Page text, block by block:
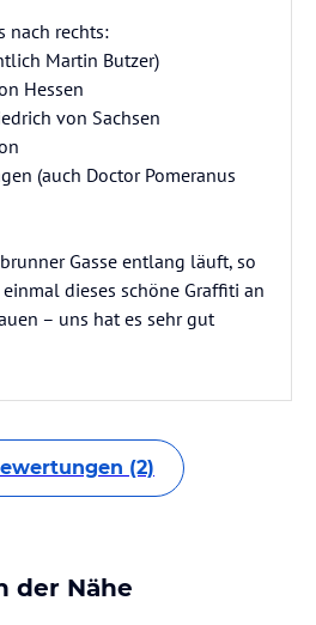
nach rechts:
Martin Butzer)
Hessen
von Sachsen
(auch Doctor Pomeranus
Gasse entlang läuft, so
dieses schöne Graffiti an
– uns hat es sehr gut
(2)
der Nähe